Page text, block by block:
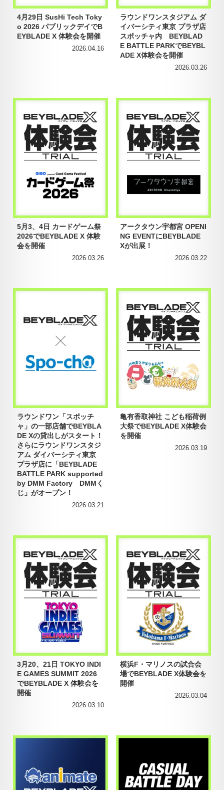
4月29日 SusHi Tech Toky
o 2026 パブリックデイでB
EYBLADE X 体験会を開催
2026.04.16
ラウンドワンスタジアム ダ
イバーシティ東京 プラザ店
スポッチャ内 BEYBLAD
E BATTLE PARKでBEYBL
ADE X体験会を開催
2026.03.26
5月3、4日 カードゲーム祭
2026でBEYBLADE X 体験
会を開催
2026.03.26
アークタウン宇都宮 OPENI
NG EVENTにBEYBLADE
Xが出展！
2026.03.22
ラウンドワン「スポッチ
ャ」の一部店舗でBEYBLA
DE Xの貸出しがスタート！
さらにラウンドワンスタジ
アム ダイバーシティ東京
プラザ店に「BEYBLADE
BATTLE PARK supported
by DMM Factory DMMく
じ」がオープン！
2026.03.21
亀有香取神社 こども稲荷例
大祭でBEYBLADE X体験会
を開催
2026.03.19
3月20、21日 TOKYO INDI
E GAMES SUMMIT 2026
でBEYBLADE X 体験会を
開催
2026.03.10
横浜F・マリノスの試合会
場でBEYBLADE X体験会を
開催
2026.03.04